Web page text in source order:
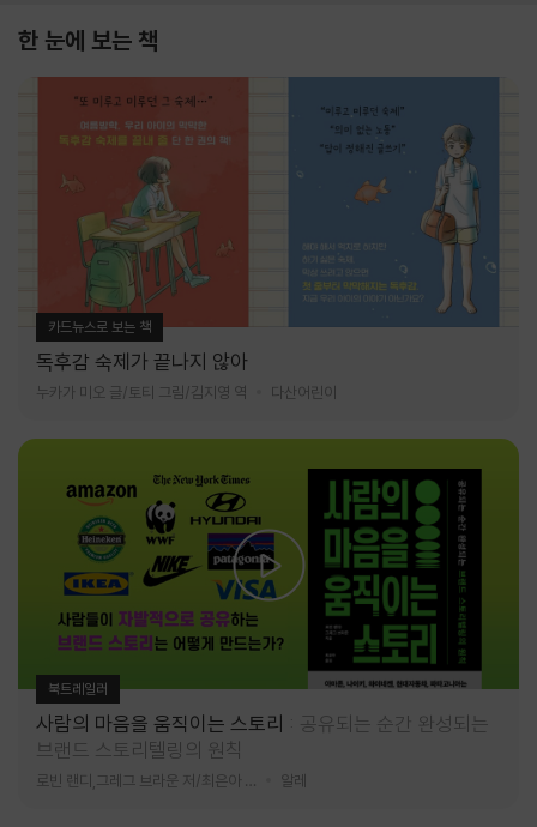
한 눈에 보는 책
카드뉴스로 보는 책
독후감 숙제가 끝나지 않아
누카가 미오 글/토티 그림/김지영 역 다산어린이
북트레일러
사람의 마음을 움직이는 스토리
공유되는 순간 완성되는
브랜드 스토리텔링의 원칙
알레